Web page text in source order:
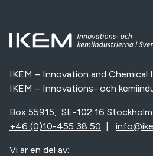
IKEM – Innovation and Chemical
IKEM – Innovations- och
Box 55915, SE-102 16
+46 (0)10-455 38 50
Vi är en del av: